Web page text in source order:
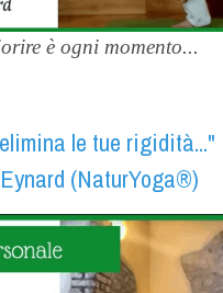
è ogni momento...
le tue
(NaturYoga®)